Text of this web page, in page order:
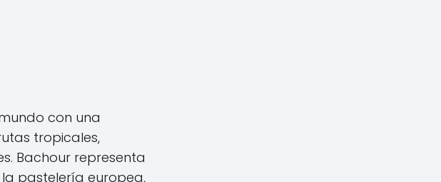
con una
tropicales,
Bachour representa
pastelería europea,